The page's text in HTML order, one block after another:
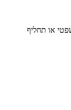
או תחליף